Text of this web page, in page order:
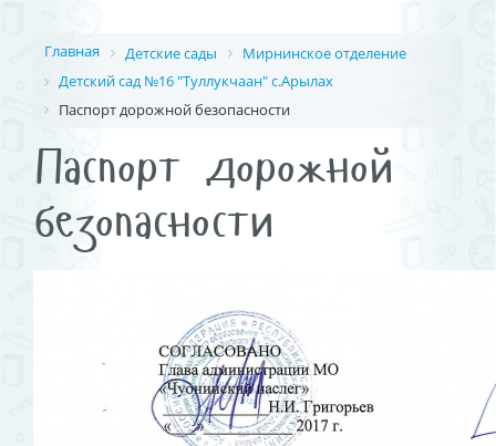
Главная Детские сады
Мирнинское отделение
Детский сад №16 "Туллукчаан" с.Арылах
Паспорт дорожной безопасности
Паспорт дорожной
безопасности